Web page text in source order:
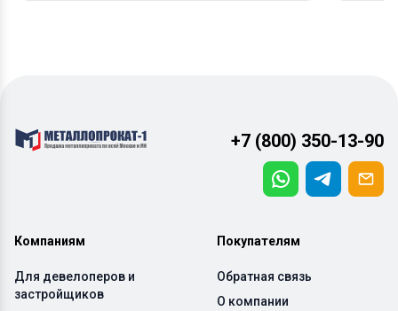
+7 (800) 350-13-90
Компаниям
Для девелоперов и
застройщиков
Покупателям
Обратная связь
О компании